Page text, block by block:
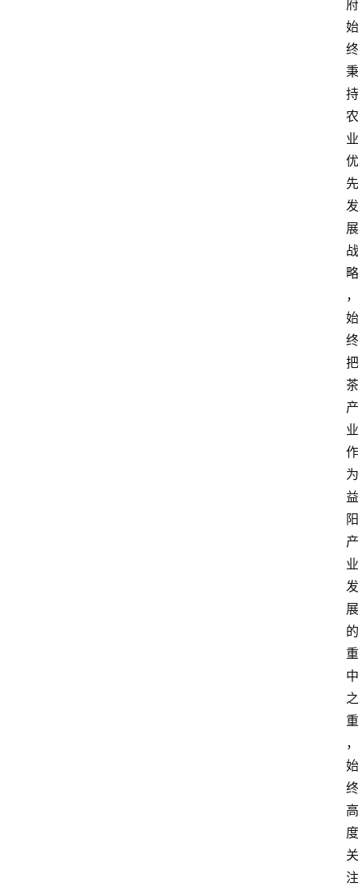
府
始
终
秉
持
农
业
优
先
发
展
战
略
，
始
终
把
茶
产
业
作
为
益
阳
产
业
发
展
的
重
中
之
重
，
始
终
高
度
关
注